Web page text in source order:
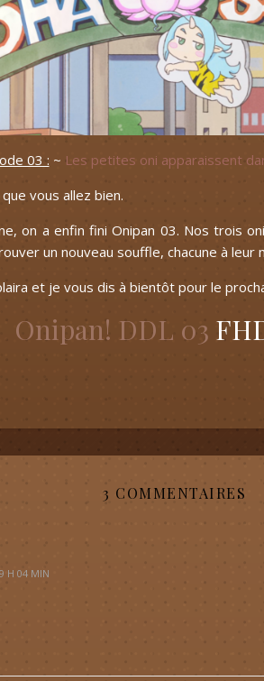
03 : ~ Les petites oni apparaissent
vous allez bien.
on a enfin fini Onipan 03. Nos trois
un nouveau souffle, chacune à leur
et je vous dis à bientôt pour le
Onipan! DDL 03
3 COMMENTAIRES
H 04 MIN